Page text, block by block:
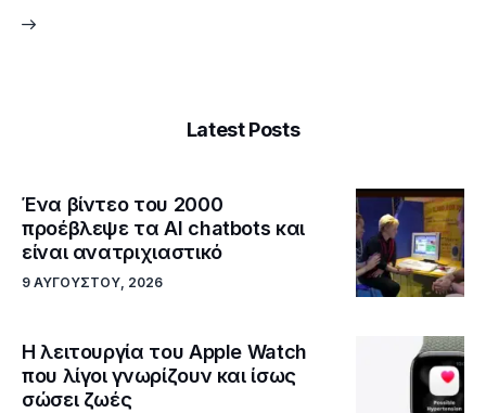
Latest Posts
Ένα βίντεο του 2000
προέβλεψε τα AI chatbots και
είναι ανατριχιαστικό
9 ΑΥΓΟΎΣΤΟΥ, 2026
Η λειτουργία του Apple Watch
που λίγοι γνωρίζουν και ίσως
σώσει ζωές